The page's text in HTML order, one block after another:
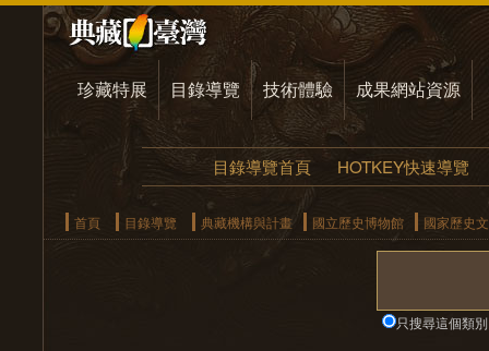
珍藏特展 目錄導覽 技術體驗 成果網站資源
目錄導覽首頁 HOTKEY快速導覽
首頁 目錄導覽 典藏機構與計畫 國立歷史博物館 國家歷史
只搜尋這個類別